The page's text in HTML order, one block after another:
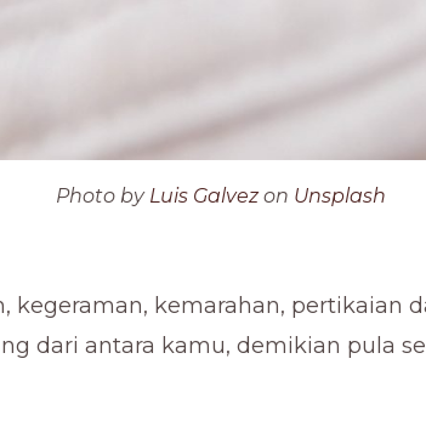
Photo by Luis Galvezon Unsplash
kegeraman, kemarahan, pertikaian
dari antara kamu, demikian pula